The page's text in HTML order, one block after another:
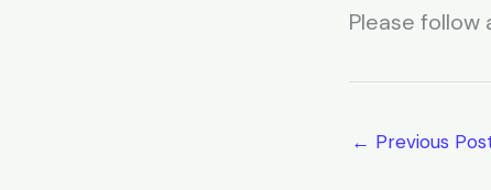
Please follow
← Previous